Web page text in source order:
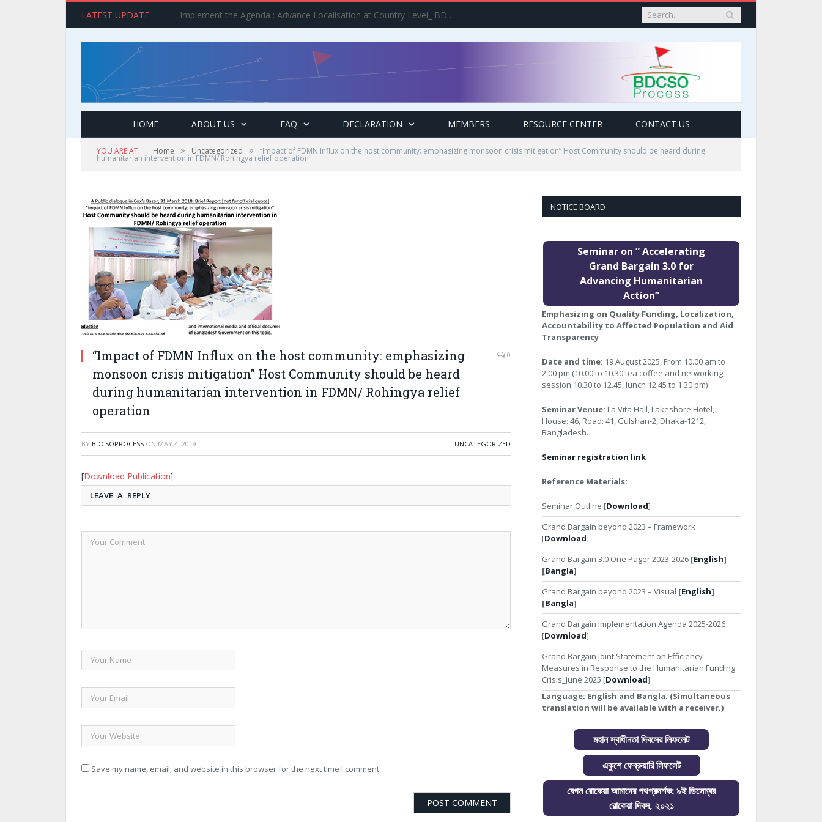
LATEST UPDATE Implement the Agenda : Advance Localisation at Country Level_ BDCSO COAST 2025 Survey Report Findings on the Grand Bargain 3.0 Implementation
HOME ABOUT US FAQ DECLARATION MEMBERS RESOURCE CENTER CONTACT US
YOU ARE AT: Home » Uncategorized » “Impact of FDMN Influx on the host community: emphasizing monsoon crisis mitigation” Host Community should be heard during
humanitarian intervention in FDMN/ Rohingya relief operation
“Impact of FDMN Influx on the host community: emphasizing
monsoon crisis mitigation” Host Community should be heard
during humanitarian intervention in FDMN/ Rohingya relief
operation
0
BY BDCSOPROCESS ON MAY 4, 2019 UNCATEGORIZED
[Download Publication]
LEAVE A REPLY
Save my name, email, and website in this browser for the next time I comment.
NOTICE BOARD
Seminar on ” Accelerating
Grand Bargain 3.0 for
Advancing Humanitarian
Action”
Emphasizing on Quality Funding, Localization,
Accountability to Affected Population and Aid
Transparency
Date and time: 19 August 2025, From 10.00 am to
2:00 pm (10.00 to 10.30 tea coffee and networking;
session 10.30 to 12.45, lunch 12.45 to 1.30 pm)
Seminar Venue: La Vita Hall, Lakeshore Hotel,
House: 46, Road: 41, Gulshan-2, Dhaka-1212,
Bangladesh.
Seminar registration link
Reference Materials:
Seminar Outline [Download]
Grand Bargain beyond 2023 – Framework
[Download]
Grand Bargain 3.0 One Pager 2023-2026 [English]
[Bangla]
Grand Bargain beyond 2023 – Visual [English]
[Bangla]
Grand Bargain Implementation Agenda 2025-2026
[Download]
Grand Bargain Joint Statement on Efficiency
Measures in Response to the Humanitarian Funding
Crisis_June 2025 [Download]
Language: English and Bangla. (Simultaneous
translation will be available with a receiver.)
মহান স্বাধীনতা দিবসের লিফলেট
একুশে ফেব্রুয়ারি লিফলেট
বেগম রোকেয়া আমাদের পথপ্রদর্শক: ৯ই ডিসেম্বর
রোকেয়া দিবস, ২০২১